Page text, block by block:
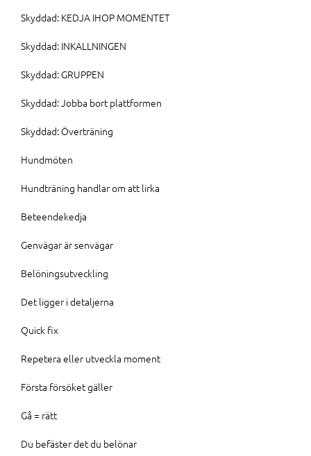
Skyddad: KEDJA IHOP MOMENTET
Skyddad: INKALLNINGEN
Skyddad: GRUPPEN
Skyddad: Jobba bort plattformen
Skyddad: Överträning
Hundmöten
Hundträning handlar om att lirka
Beteendekedja
Genvägar är senvägar
Belöningsutveckling
Det ligger i detaljerna
Quick fix
Repetera eller utveckla moment
Första försöket gäller
Gå = rätt
Du befäster det du belönar